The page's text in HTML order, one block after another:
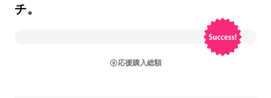
チ。
応援購入総額